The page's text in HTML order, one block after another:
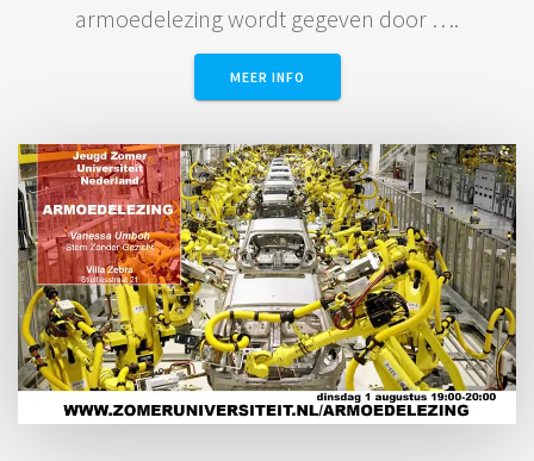
armoedelezing wordt gegeven door ….
MEER INFO